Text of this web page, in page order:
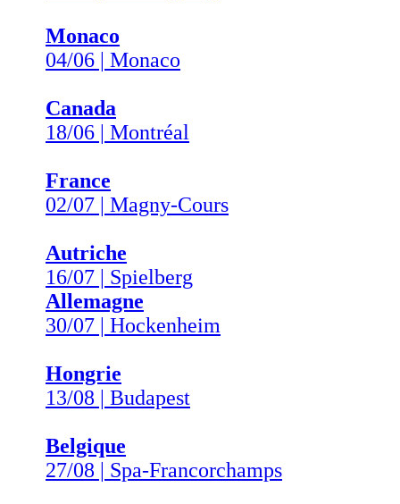
Monaco
04/06 | Monaco
Canada
18/06 | Montréal
France
02/07 | Magny-Cours
Autriche
16/07 | Spielberg
Allemagne
30/07 | Hockenheim
Hongrie
13/08 | Budapest
Belgique
27/08 | Spa-Francorchamps